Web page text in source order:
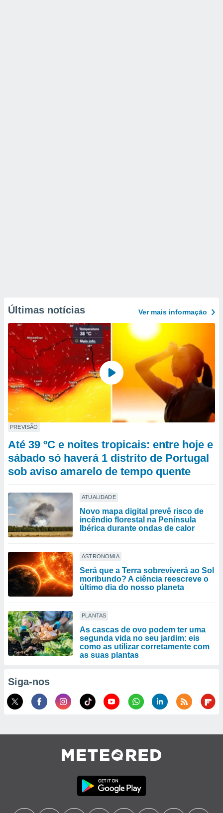
Últimas notícias Ver mais informaçāo
PREVISÃO
Até 39 ºC e noites tropicais: entre hoje e
sábado só haverá 1 distrito de Portugal
sob aviso amarelo de tempo quente
ATUALIDADE
Novo mapa digital prevê risco de
incêndio florestal na Península
Ibérica durante ondas de calor
ASTRONOMIA
Será que a Terra sobreviverá ao Sol
moribundo? A ciência reescreve o
último dia do nosso planeta
PLANTAS
As cascas de ovo podem ter uma
segunda vida no seu jardim: eis
como as utilizar corretamente com
as suas plantas
Siga-nos